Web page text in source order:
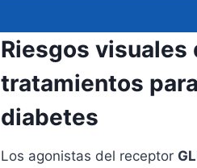
Riesgos visuales
tratamientos
diabetes
Los agonistas del receptor